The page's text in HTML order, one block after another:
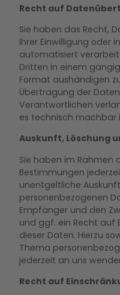
Recht auf
Sie haben das Recht,
Ihrer Einwilligung oder
automatisiert
Dritten in einem
Format aushändigen
Übertragung der
Verantwortlichen
es technisch machbar
Auskunft, Löschung
Sie haben im Rahmen
Bestimmungen
unentgeltliche
personenbezogenen
Empfänger und den
und ggf. ein Recht auf
dieser Daten. Hierzu
Thema
jederzeit an uns
Recht auf